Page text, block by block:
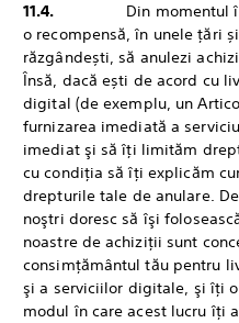
11.4. Din momentul
o recompensă, în unele țări
răzgândești, să anulezi
Însă, dacă ești de acord cu
digital (de exemplu, un
furnizarea imediată a
imediat şi să îţi limităm
cu condiţia să îţi explicăm
drepturile tale de anulare.
noştri doresc să îşi
noastre de achiziţii sunt
consimţământul tău pentru
şi a serviciilor digitale, şi îţi
modul în care acest lucru îţi